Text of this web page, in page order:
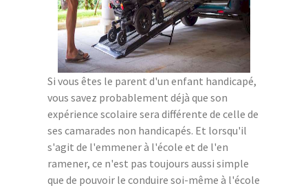
Si vous êtes le parent d'un enfant handicapé,
vous savez probablement déjà que son
expérience scolaire sera différente de celle de
ses camarades non handicapés. Et lorsqu'il
s'agit de l'emmener à l'école et de l'en
ramener, ce n'est pas toujours aussi simple
que de pouvoir le conduire soi-même à l'école